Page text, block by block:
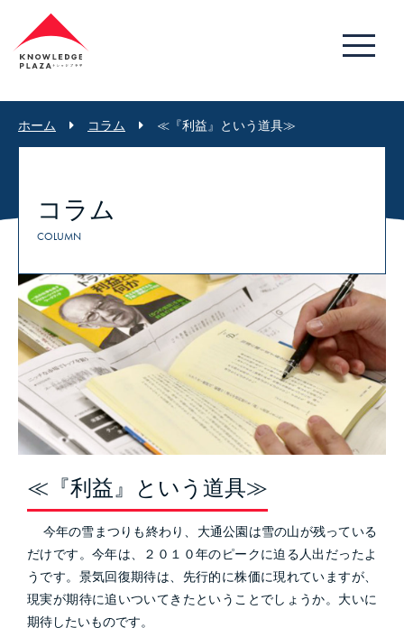
ホーム コラム ≪『利益』という道具≫
コラム
COLUMN
≪『利益』という道具≫
今年の雪まつりも終わり、大通公園は雪の山が残っている
だけです。今年は、２０１０年のピークに迫る人出だったよ
うです。景気回復期待は、先行的に株価に現れていますが、
現実が期待に追いついてきたということでしょうか。大いに
期待したいものです。